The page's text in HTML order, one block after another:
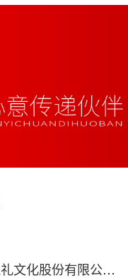
深圳市吉之礼文化股份有限公司荣获“国家高新技术企业”认定